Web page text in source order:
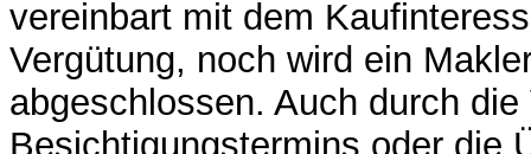
vereinbart mit dem
Vergütung, noch wird ein
abgeschlossen. Auch durch
Besichtigungstermins oder die